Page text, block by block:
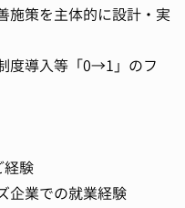
施策を主体的に設計・実
度導入等「0→1」のフ
経験
企業での就業経験